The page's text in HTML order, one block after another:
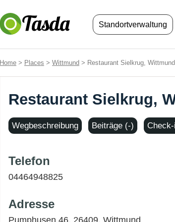
Standortverwaltung
Home > Places > Wittmund > Restaurant Sielkrug, Wittmund
Restaurant Sielkrug,
Wegbeschreibung Beiträge (-)
Telefon
04464948825
Adresse
Pumphusen 46, 26409, Wittmund